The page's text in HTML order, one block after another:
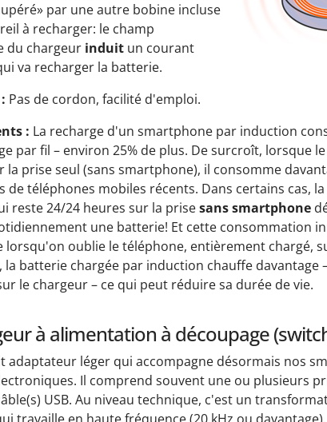
par une autre bobine incluse
à recharger: le champ
du chargeur induit un courant
va recharger la batterie.
Pas de cordon, facilité d'emploi.
: La recharge d'un smartphone par induction
par fil – environ 25% de plus. De surcroît, lorsque
la prise seul (sans smartphone), il consomme
de té­lé­phones mobiles récents. Dans certains cas,
reste 24/24 heures sur la prisesans smartphone
une batterie! Et cette consommation
lorsqu'on oublie le téléphone, entièrement chargé,
la batterie chargée par induction chauffe
le chargeur – ce qui peut réduire sa durée de vie.
à alimentation à découpage
adaptateur léger qui accompagne désormais nos
Il comprend souvent une ou plusieurs
USB. Au niveau technique, c'est un